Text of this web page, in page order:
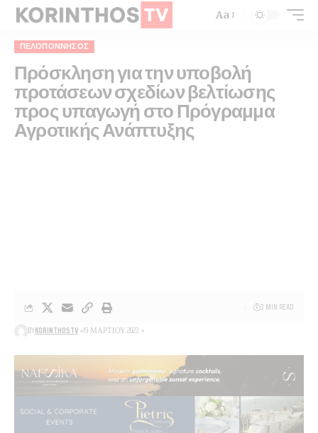
Aa
ΠΕΛΟΠΌΝΝΗΣΟΣ
Πρόσκληση για την υποβολή
προτάσεων σχεδίων βελτίωσης
προς υπαγωγή στο Πρόγραμμα
Αγροτικής Ανάπτυξης
BYKORINTHOSTV 19 ΜΑΡΤΊΟΥ 2023
3 MIN READ